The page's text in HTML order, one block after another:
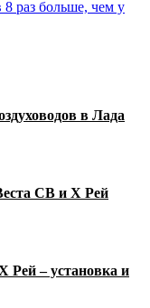
раз больше, чем у
в Лада
СВ и Х Рей
Рей – установка и